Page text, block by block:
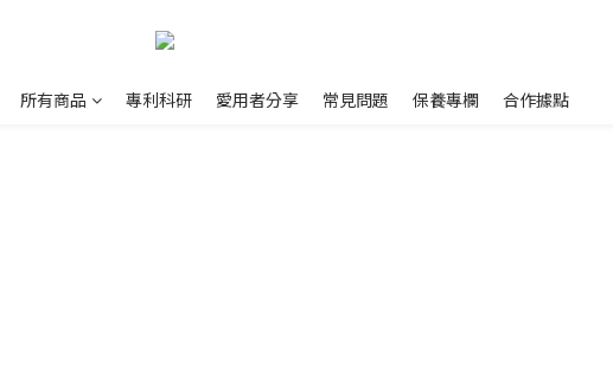
所有商品 專利科研 愛用者分享 常見問題 保養專欄 合作據點